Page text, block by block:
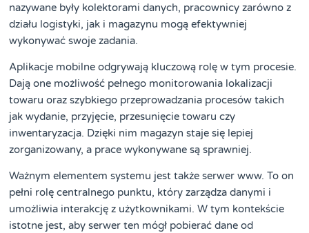
nazywane były kolektorami danych, pracownicy zarówno z
działu logistyki, jak i magazynu mogą efektywniej
wykonywać swoje zadania.
Aplikacje mobilne odgrywają kluczową rolę w tym procesie.
Dają one możliwość pełnego monitorowania lokalizacji
towaru oraz szybkiego przeprowadzania procesów takich
jak wydanie, przyjęcie, przesunięcie towaru czy
inwentaryzacja. Dzięki nim magazyn staje się lepiej
zorganizowany, a prace wykonywane są sprawniej.
Ważnym elementem systemu jest także serwer www. To on
pełni rolę centralnego punktu, który zarządza danymi i
umożliwia interakcję z użytkownikami. W tym kontekście
istotne jest, aby serwer ten mógł pobierać dane od